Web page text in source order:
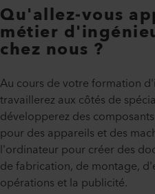
Qu'allez-vous
métier
chez nous ?
Au cours de votre formation
travaillerez aux côtés de
développerez des
pour des appareils et des
l'ordinateur pour créer des
de fabrication, de montage,
opérations et la publicité.